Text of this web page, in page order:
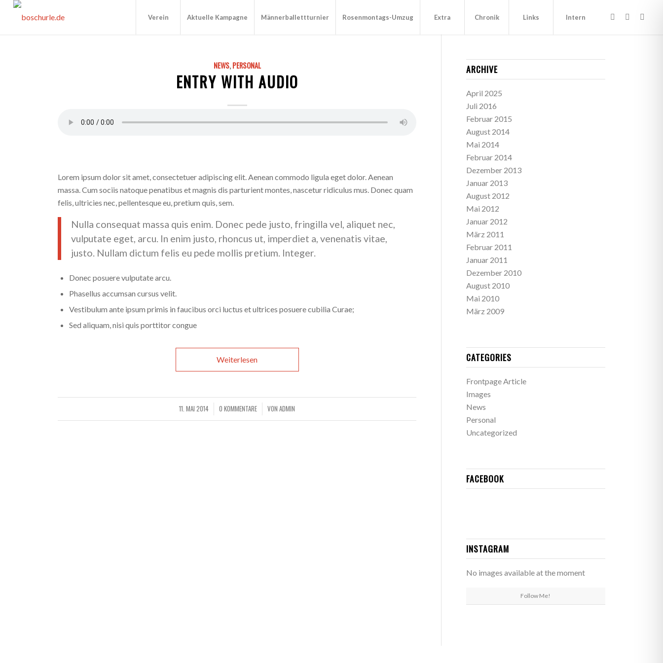
Verein Aktuelle Kampagne Männerballettturnier Rosenmontags-Umzug Extra Chronik Links Intern
NEWS,PERSONAL
ENTRY WITH AUDIO
Lorem ipsum dolor sit amet, consectetuer adipiscing elit. Aenean commodo ligula eget dolor. Aenean
massa. Cum sociis natoque penatibus et magnis dis parturient montes, nascetur ridiculus mus. Donec quam
felis, ultricies nec, pellentesque eu, pretium quis, sem.
Nulla consequat massa quis enim. Donec pede justo, fringilla vel, aliquet nec,
vulputate eget, arcu. In enim justo, rhoncus ut, imperdiet a, venenatis vitae,
justo. Nullam dictum felis eu pede mollis pretium. Integer.
Donec posuere vulputate arcu.
Phasellus accumsan cursus velit.
Vestibulum ante ipsum primis in faucibus orci luctus et ultrices posuere cubilia Curae;
Sed aliquam, nisi quis porttitor congue
Weiterlesen
11. MAI 2014
/ 0 KOMMENTARE
/ VONADMIN
ARCHIVE
April 2025
Juli 2016
Februar 2015
August 2014
Mai 2014
Februar 2014
Dezember 2013
Januar 2013
August 2012
Mai 2012
Januar 2012
März 2011
Februar 2011
Januar 2011
Dezember 2010
August 2010
Mai 2010
März 2009
CATEGORIES
Frontpage Article
Images
News
Personal
Uncategorized
FACEBOOK
INSTAGRAM
No images available at the moment
Follow Me!